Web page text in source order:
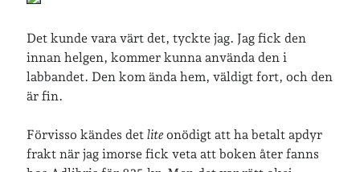
Det kunde vara värt det, tyckte jag. Jag fick den
innan helgen, kommer kunna använda den i
labbandet. Den kom ända hem, väldigt fort, och den
är fin.
Förvisso kändes detlite onödigt att ha betalt apdyr
frakt när jag imorse fick veta att boken åter fanns